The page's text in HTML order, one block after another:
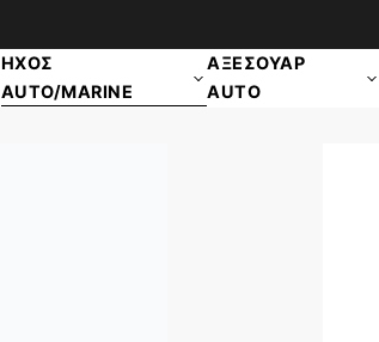
ΗΧΟΣ
ΑUTO/MARINE
ΑΞΕΣΟΥΑΡ
AUTO